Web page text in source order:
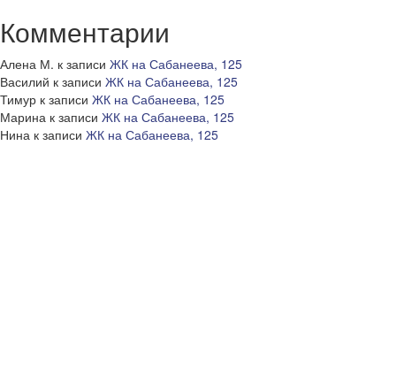
Комментарии
Алена М. к записи ЖК на Сабанеева, 125
Василий к записи ЖК на Сабанеева, 125
Тимур к записи ЖК на Сабанеева, 125
Марина к записи ЖК на Сабанеева, 125
Нина к записи ЖК на Сабанеева, 125